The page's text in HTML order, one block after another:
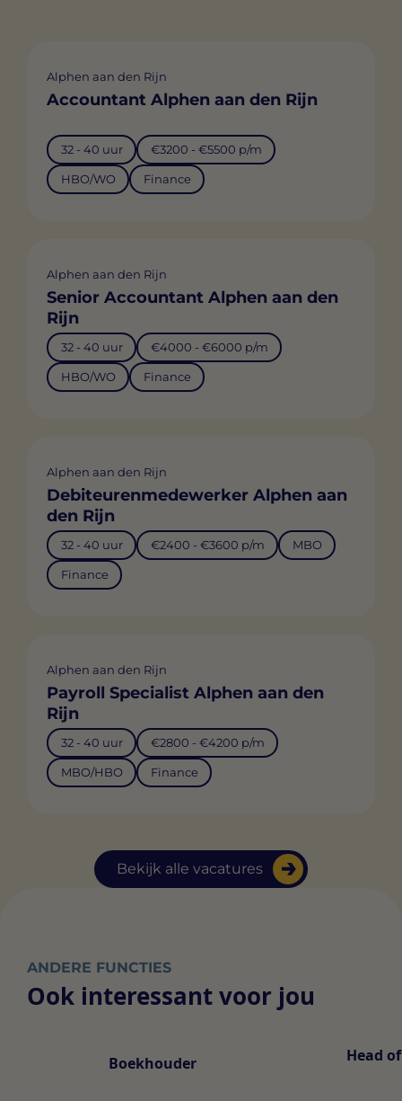
Bekijk alle vacatures
Alphen aan den Rijn
Accountant Alphen aan den Rijn
32 - 40 uur €3200 - €5500 p/m
HBO/WO Finance
Alphen aan den Rijn
Senior Accountant Alphen aan den
Rijn
32 - 40 uur €4000 - €6000 p/m
HBO/WO Finance
Alphen aan den Rijn
Debiteurenmedewerker Alphen aan
den Rijn
32 - 40 uur €2400 - €3600 p/m MBO
Finance
Alphen aan den Rijn
Payroll Specialist Alphen aan den
Rijn
32 - 40 uur €2800 - €4200 p/m
MBO/HBO Finance
ANDERE FUNCTIES
Ook interessant voor jou
Boekhouder Head